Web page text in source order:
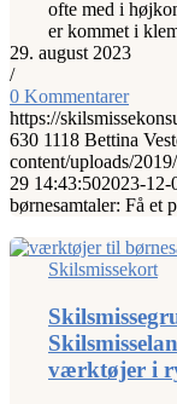
ofte med i
er kommet i
29. august 2023
/
0 Kommentarer
https://
630 1118 Bettina
content/uploads/
29 14:43:502023-12-
børnesamtaler: Få et
Skilsmissekort
værktøjer i